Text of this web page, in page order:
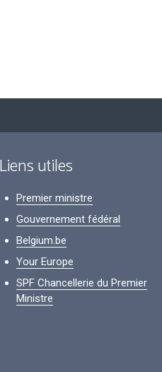
Liens utiles
Premier ministre
Gouvernement fédéral
Belgium.be
Your Europe
SPF Chancellerie du Premier
Ministre